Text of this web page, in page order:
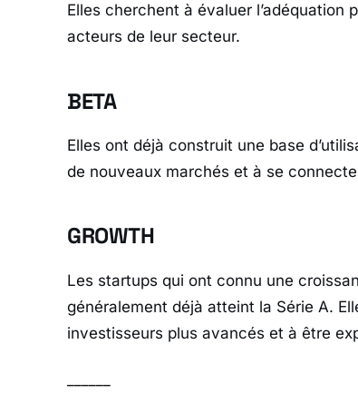
Elles cherchent à évaluer l’adéquation
acteurs de leur secteur.
BETA
Elles ont déjà construit une base
de nouveaux marchés et à se
GROWTH
Les startups qui ont connu une
généralement déjà atteint la Série A.
investisseurs plus avancés et à être